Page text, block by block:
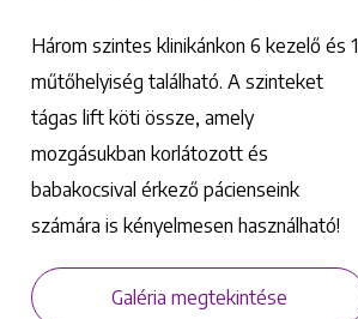
Három szintes klinikánkon 6 kezelő ­és 1
műtőhelyiség található. A szinteket
tágas lift köti össze, amely
mozgásukban korlátozott és
babakocsival érkező pácienseink
számára is kényelmesen használható!
Galéria megtekintése